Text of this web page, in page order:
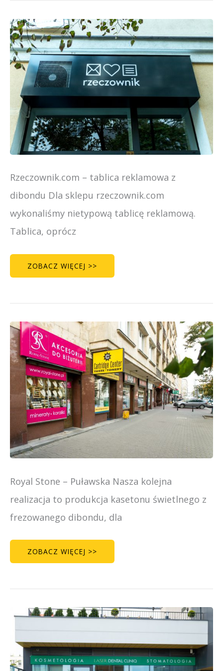
Rzeczownik.com – tablica reklamowa z
dibondu Dla sklepu rzeczownik.com
wykonaliśmy nietypową tablicę reklamową.
Tablica, oprócz
RZECZOWNIK.COM
–
SKLEP
PRZY
UL.
POZNAŃSKIEJ
ZOBACZ WIĘCEJ >>
Royal Stone – Puławska Nasza kolejna
realizacja to produkcja kasetonu świetlnego z
frezowanego dibondu, dla
ROYAL
STONE
–
SKLEP
Z
KORALIKAMI
ZOBACZ WIĘCEJ >>
LASER
DENTAL
–